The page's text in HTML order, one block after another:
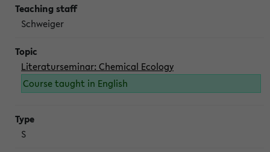
Schweiger
Literaturseminar: Chemical Ecology
Course taught in English
S